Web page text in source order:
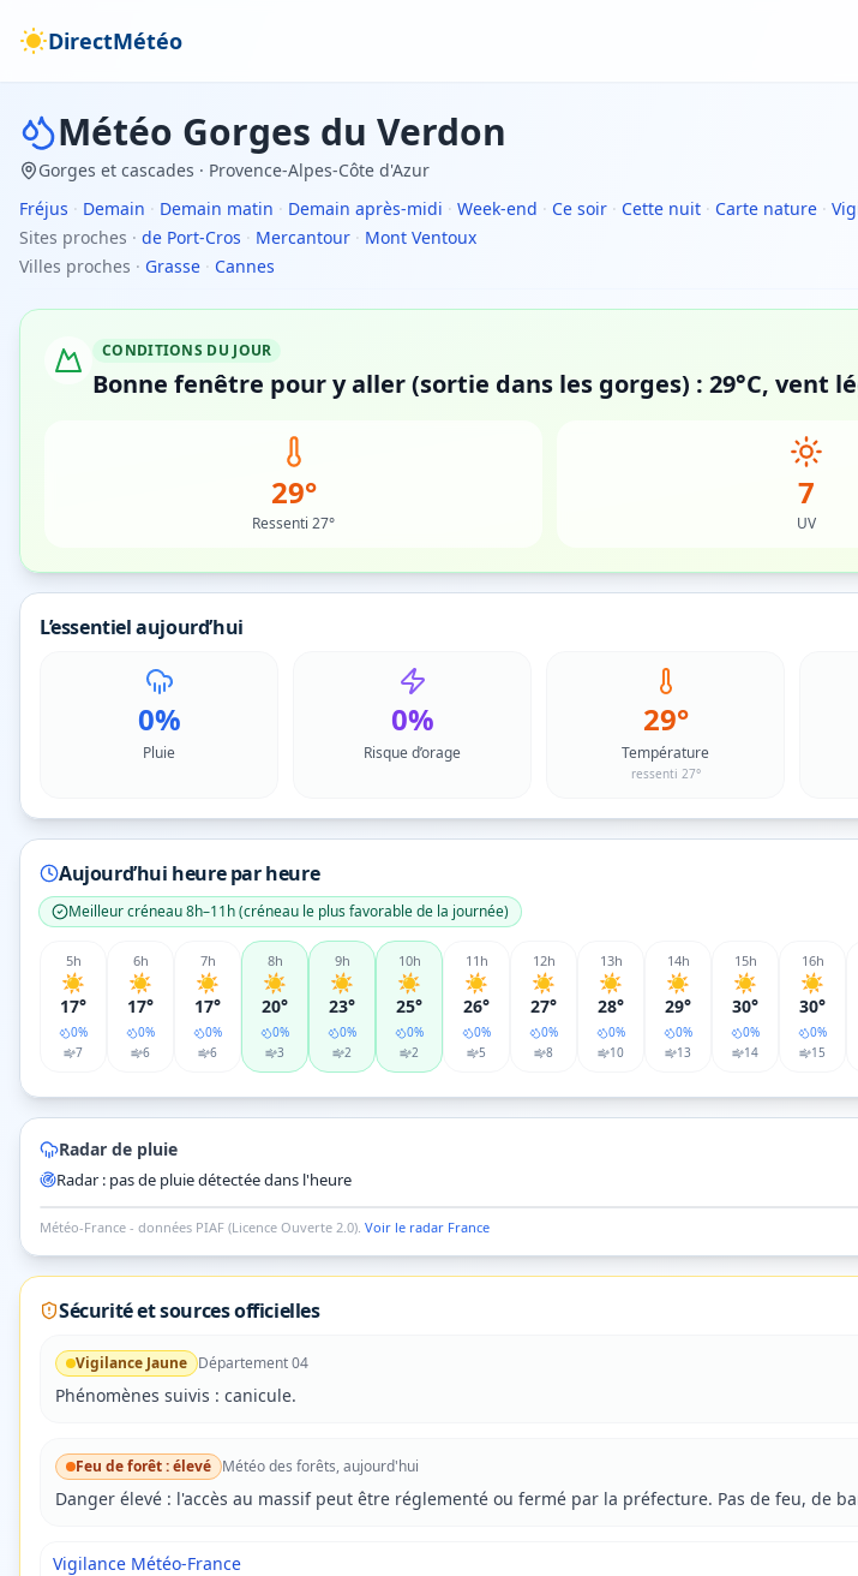
DirectMétéo
Météo Gorges du Verdon
Gorges et cascades · Provence-Alpes-Côte d'Azur
Fréjus · Demain · Demain matin · Demain après-midi · Week-end · Ce soir · Cette nuit · Carte nature ·
Sites proches · de Port-Cros · Mercantour · Mont Ventoux
Villes proches · Grasse · Cannes
CONDITIONS DU JOUR
Bonne fenêtre pour y aller (sortie dans les gorges) : 29°C, vent
29°
Ressenti 27°
7
UV
L’essentiel aujourd’hui
0%
Pluie
0%
Risque d’orage
29°
Température
ressenti 27°
Aujourd’hui heure par heure
Meilleur créneau8h–11h(créneau le plus favorable de la journée)
5h
☀️
17°
0%
7
6h
☀️
17°
0%
6
7h
☀️
17°
0%
6
8h
☀️
20°
0%
3
9h
☀️
23°
0%
2
10h
☀️
25°
0%
2
11 h
☀️
26°
0%
5
12h
☀️
27°
0%
8
13h
☀️
28°
0%
10
14h
☀️
29°
0%
13
15h
☀️
30°
0%
14
16h
☀️
30°
0%
15
Radar de pluie
Radar : pas de pluie détectée dans l'heure
Grasse Nice
Aix-en-Provence
Salon-de-Provence
Gorges du Verdon
Radar pluie ·Gorges du Verdon
Météo-France - données PIAF (Licence Ouverte 2.0). Voir le radar France
Sécurité et sources officielles
Vigilance Jaune Département04
Phénomènes suivis : canicule.
Feu de forêt :élevé Météo des forêts, aujourd'hui
Danger élevé : l'accès au massif peut être réglementé ou fermé par la préfecture. Pas de feu, de
Vigilance Météo-France